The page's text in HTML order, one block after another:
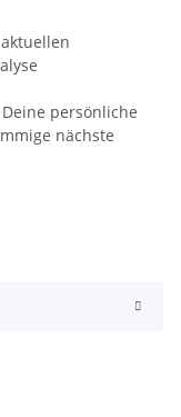
persönliche
nächste